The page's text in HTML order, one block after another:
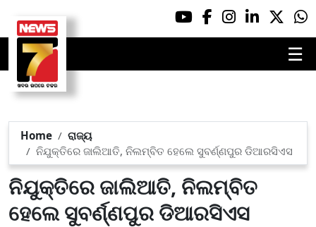
☰
Home
ରାଜ୍ୟ
ନିଯୁକ୍ତିରେ ଜାଲିଆତି, ନିଲମ୍ବିତ ହେଲେ ସୁବର୍ଣ୍ଣପୁର ଡିଆରସିଏସ
ନିଯୁକ୍ତିରେ ଜାଲିଆତି, ନିଲମ୍ବିତ
ହେଲେ ସୁବର୍ଣ୍ଣପୁର ଡିଆରସିଏସ